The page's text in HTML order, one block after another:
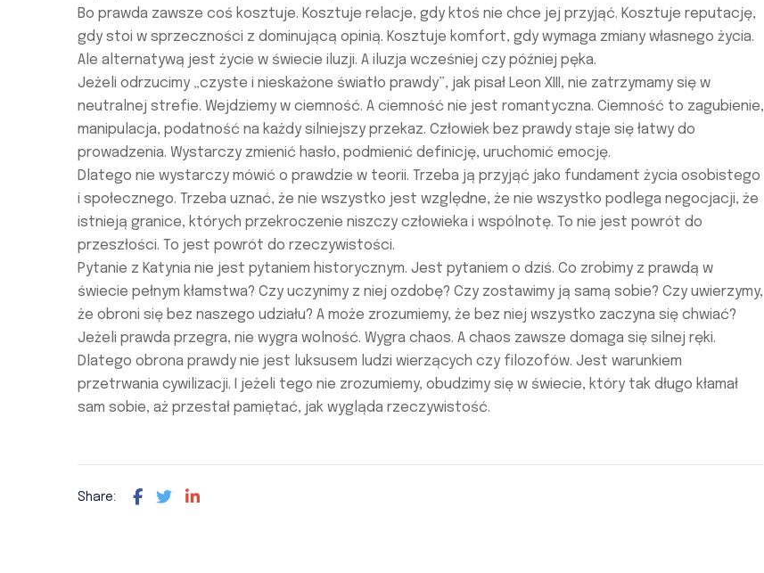
Bo prawda zawsze coś kosztuje. Kosztuje relacje, gdy ktoś nie chce jej przyjąć. Kosztuje reputację,
gdy stoi w sprzeczności z dominującą opinią. Kosztuje komfort, gdy wymaga zmiany własnego życia.
Ale alternatywą jest życie w świecie iluzji. A iluzja wcześniej czy później pęka.
Jeżeli odrzucimy „czyste i nieskażone światło prawdy”, jak pisał Leon XIII, nie zatrzymamy się w
neutralnej strefie. Wejdziemy w ciemność. A ciemność nie jest romantyczna. Ciemność to zagubienie,
manipulacja, podatność na każdy silniejszy przekaz. Człowiek bez prawdy staje się łatwy do
prowadzenia. Wystarczy zmienić hasło, podmienić definicję, uruchomić emocję.
Dlatego nie wystarczy mówić o prawdzie w teorii. Trzeba ją przyjąć jako fundament życia osobistego
i społecznego. Trzeba uznać, że nie wszystko jest względne, że nie wszystko podlega negocjacji, że
istnieją granice, których przekroczenie niszczy człowieka i wspólnotę. To nie jest powrót do
przeszłości. To jest powrót do rzeczywistości.
Pytanie z Katynia nie jest pytaniem historycznym. Jest pytaniem o dziś. Co zrobimy z prawdą w
świecie pełnym kłamstwa? Czy uczynimy z niej ozdobę? Czy zostawimy ją samą sobie? Czy uwierzymy,
że obroni się bez naszego udziału? A może zrozumiemy, że bez niej wszystko zaczyna się chwiać?
Jeżeli prawda przegra, nie wygra wolność. Wygra chaos. A chaos zawsze domaga się silnej ręki.
Dlatego obrona prawdy nie jest luksusem ludzi wierzących czy filozofów. Jest warunkiem
przetrwania cywilizacji. I jeżeli tego nie zrozumiemy, obudzimy się w świecie, który tak długo kłamał
sam sobie, aż przestał pamiętać, jak wygląda rzeczywistość.
Share: